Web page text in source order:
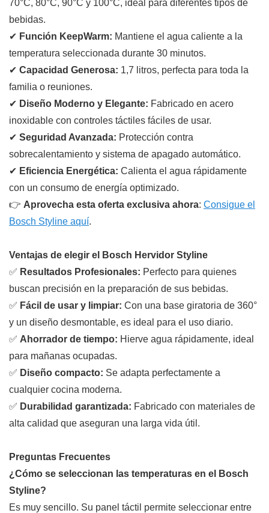
70°C, 80°C, 90°C y 100°C, ideal para diferentes tipos de
bebidas.
✔ Función KeepWarm: Mantiene el agua caliente a la
temperatura seleccionada durante 30 minutos.
✔ Capacidad Generosa: 1,7 litros, perfecta para toda la
familia o reuniones.
✔ Diseño Moderno y Elegante: Fabricado en acero
inoxidable con controles táctiles fáciles de usar.
✔ Seguridad Avanzada: Protección contra
sobrecalentamiento y sistema de apagado automático.
✔ Eficiencia Energética: Calienta el agua rápidamente
con un consumo de energía optimizado.
👉 Aprovecha esta oferta exclusiva ahora: Consigue el
Bosch Styline aquí.
Ventajas de elegir el Bosch Hervidor Styline
✅ Resultados Profesionales: Perfecto para quienes
buscan precisión en la preparación de sus bebidas.
✅ Fácil de usar y limpiar: Con una base giratoria de 360°
y un diseño desmontable, es ideal para el uso diario.
✅ Ahorrador de tiempo: Hierve agua rápidamente, ideal
para mañanas ocupadas.
✅ Diseño compacto: Se adapta perfectamente a
cualquier cocina moderna.
✅ Durabilidad garantizada: Fabricado con materiales de
alta calidad que aseguran una larga vida útil.
Preguntas Frecuentes
¿Cómo se seleccionan las temperaturas en el Bosch
Styline?
Es muy sencillo. Su panel táctil permite seleccionar entre